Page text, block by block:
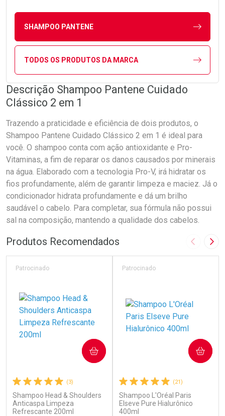
SHAMPOO PANTENE
TODOS OS PRODUTOS DA MARCA
Descrição Shampoo Pantene Cuidado
Clássico 2 em 1
Trazendo a praticidade e eficiência de dois produtos, o
Shampoo Pantene Cuidado Clássico 2 em 1 é ideal para
você. O shampoo conta com ação antioxidante e Pro-
Vitaminas, a fim de reparar os danos causados por minerais
na água. Elaborado com a tecnologia Pro-V, irá hidratar os
fios profundamente, além de garantir limpeza e maciez. Já o
condicionador hidrata profundamente e dá um brilho
saudável o cabelo. Para completar, sua fórmula não possui
sal na composição, mantendo a qualidade dos cabelos.
Produtos Recomendados Imagem
(3)
Shampoo Head & Shoulders
Anticaspa Limpeza
Refrescante 200ml
Patrocinado
COMPRAR
(21)
Shampoo L'Oréal Paris
Elseve Pure Hialurônico
400ml
Patrocinado
COMPRAR